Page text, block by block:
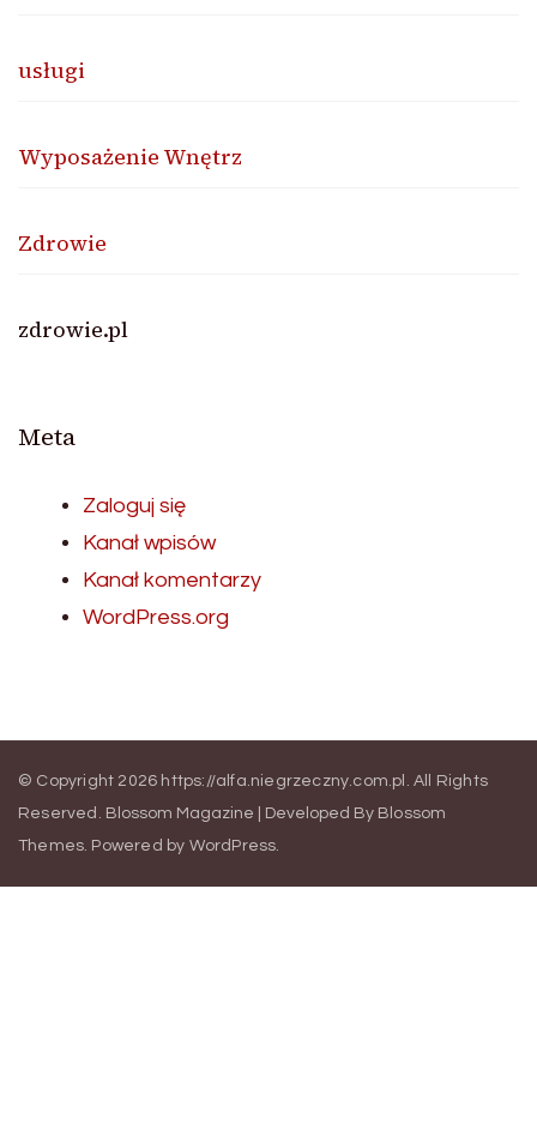
usługi
Wyposażenie Wnętrz
Zdrowie
zdrowie.pl
Meta
Zaloguj się
Kanał wpisów
Kanał komentarzy
WordPress.org
© Copyright 2026 https://alfa.niegrzeczny.com.pl . All Rights
Reserved. Blossom Magazine | Developed By Blossom
Themes. Powered by WordPress.